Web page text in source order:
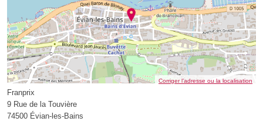
Corriger l’adresse ou la localisation
Franprix
9 Rue de la Touvière
74500 Évian-les-Bains